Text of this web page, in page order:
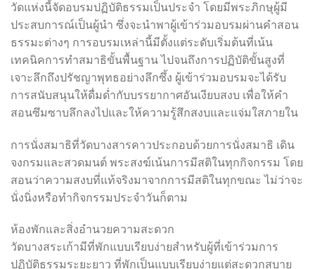
วัดแห่งนี้จัดอบรมปฏิบัติธรรมเป็นประจำ โดยมีพระภิกษุผู้มี
ประสบการณ์เป็นผู้นำ ซึ่งจะนำพาผู้เข้าร่วมอบรมผ่านคำสอน
ธรรมะต่างๆ การอบรมเหล่านี้มีตั้งแต่ระดับเริ่มต้นที่เน้น
เทคนิคการทำสมาธิขั้นพื้นฐาน ไปจนถึงการปฏิบัติขั้นสูงที่
เจาะลึกถึงปรัชญาพุทธอย่างลึกซึ้ง ผู้เข้าร่วมอบรมจะได้รับ
การสนับสนุนให้ดื่มด่ำกับบรรยากาศอันเงียบสงบ เพื่อให้คำ
สอนซึมซาบลึกลงไปและให้ความรู้สึกสงบและแจ่มใสภายใน
การนั่งสมาธิที่วัดบางสารคาวประกอบด้วยการนั่งสมาธิ เดิน
จงกรมและสวดมนต์ พระสงฆ์เน้นการมีสติในทุกกิจกรรม โดย
สอนว่าความสงบที่แท้จริงมาจากการมีสติในทุกขณะ ไม่ว่าจะ
นั่งนิ่งหรือทำกิจกรรมประจำวันก็ตาม
ห้องพักและสิ่งอำนวยความสะดวก
วัดบางสระเก้ามีที่พักแบบเรียบง่ายสำหรับผู้ที่เข้าร่วมการ
ปฏิบัติธรรมระยะยาว ที่พักเป็นแบบเรียบง่ายแต่สะดวกสบาย